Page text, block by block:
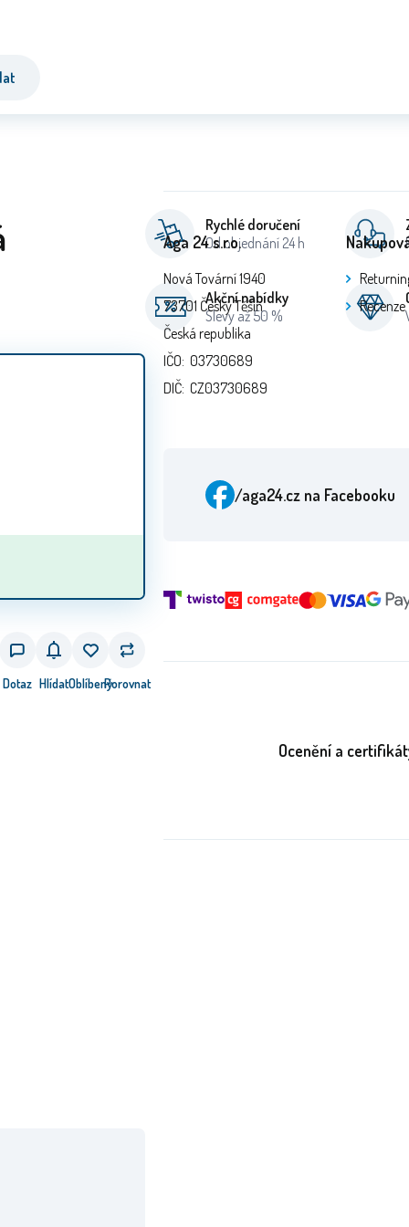
Dotaz HlídatOblíbenýPorovnat
Rychlé doručení
Od objednání 24 h
Akční nabídky
Slevy až 50 %
Aga 24 s.r.o.
Nová Tovární 1940
73701 Český Těšín
Česká republika
IČO: 03730689
DIČ: CZ03730689
Recenze
/aga24.cz na Facebooku
Ocenění a